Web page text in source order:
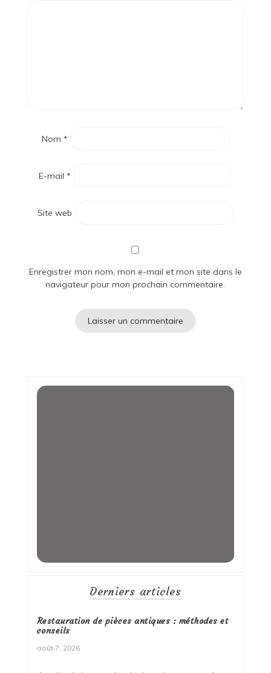
Nom *
E-mail *
Site web
Enregistrer mon nom, mon e-mail et mon site dans le
navigateur pour mon prochain commentaire.
Derniers articles
Restauration de pièces antiques : méthodes et
conseils
août 7, 2026